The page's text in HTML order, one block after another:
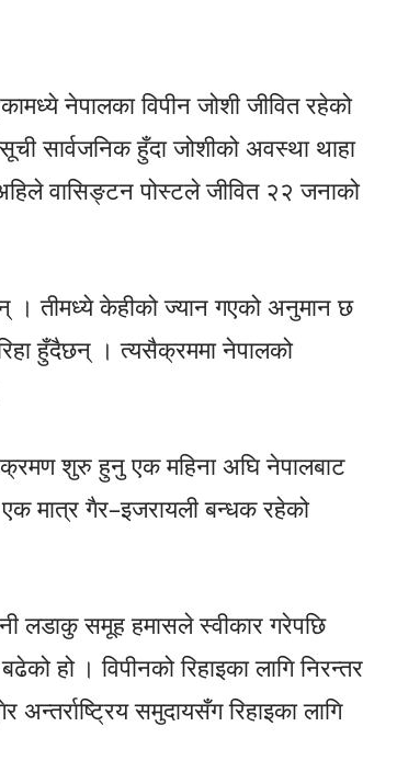
नेपालका विपीन जोशी जीवित रहेको
सार्वजनिक हुँदा जोशीको अवस्था थाहा
वासिङ्टन पोस्टले जीवित २२ जनाको
तीमध्ये केहीको ज्यान गएको अनुमान छ
हुँदैछन् । त्यसैक्रममा नेपालको
शुरु हुनु एक महिना अघि नेपालबाट
मात्र गैर–इजरायली बन्धक रहेको
लडाकु समूह हमासले स्वीकार गरेपछि
हो । विपीनको रिहाइका लागि निरन्तर
समुदायसँग रिहाइका लागि